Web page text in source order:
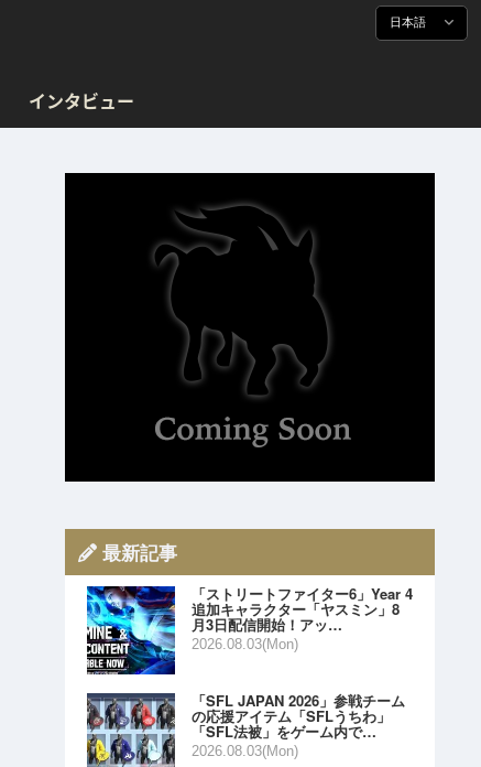
日本語
インタビュー
最新記事
「ストリートファイター6」Year 4
追加キャラクター「ヤスミン」8
月3日配信開始！アッ…
2026.08.03(Mon)
「SFL JAPAN 2026」参戦チーム
の応援アイテム「SFLうちわ」
「SFL法被」をゲーム内で…
2026.08.03(Mon)